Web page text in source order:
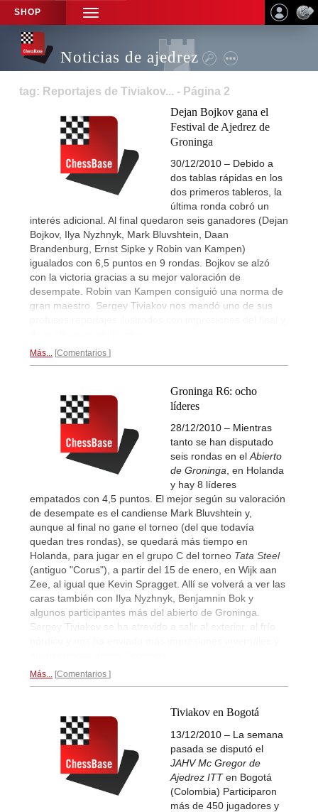
SHOP
TOGGLE
NAVIGATION
Noticias de ajedrez
tag: Reportajes de Tiviakov... - Página 2
Dejan Bojkov gana el
Festival de Ajedrez de
Groninga
30/12/2010 – Debido a
dos tablas rápidas en los
dos primeros tableros, la
última ronda cobró un
interés adicional. Al final quedaron seis ganadores (Dejan
Bojkov, Ilya Nyzhnyk, Mark Bluvshtein, Daan
Brandenburg, Ernst Sipke y Robin van Kampen)
igualados con 6,5 puntos en 9 rondas. Bojkov se alzó
con la victoria gracias a su mejor valoración de
desempate. Robin van Kampen consiguió una norma de
gran maestro. Sergey Tiviakov nos mandó uno de sus
Más... Comentarios
Groninga R6: ocho
líderes
28/12/2010 – Mientras
tanto se han disputado
seis rondas en elAbierto
de Groninga, en Holanda
y hay 8 líderes
empatados con 4,5 puntos. El mejor según su valoración
de desempate es el candiense Mark Bluvshtein y,
aunque al final no gane el torneo (del que todavía
quedan tres rondas), se quedará más tiempo en
Holanda, para jugar en el grupo C del torneo Tata Steel
(antiguo "Corus"), a partir del 15 de enero, en Wijk aan
Zee, al igual que Kevin Spragget. Allí se volverá a ver las
caras también con Ilya Nyzhnyk, Benjamnin Bok y
algunos participantes más del abierto de Groninga.
Sergey Tiviakov se ha atrevido a salir al exterior, al frío
Más... Comentarios
Tiviakov en Bogotá
13/12/2010 – La semana
pasada se disputó el
JAHV Mc Gregor de
Ajedrez ITTen Bogotá
(Colombia) Participaron
más de 450 jugadores y